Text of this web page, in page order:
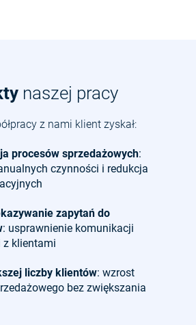
naszej pracy
z nami klient zyskał:
procesów sprzedażowych:
czynności i redukcja
zapytań do
: usprawnienie komunikacji
z klientami
liczby klientów: wzrost
bez zwiększania